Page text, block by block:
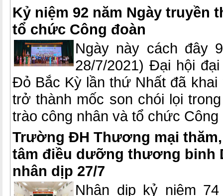
Kỷ niệm 92 năm Ngày truyền
tổ chức Công đoàn
Ngày này cách đây
28/7/2021) Đại hội
Đỏ Bắc Kỳ lần thứ Nhất đã
trở thành mốc son chói lọi
trào công nhân và tổ chức Công
Trường ĐH Thương mại
tâm điều dưỡng thương binh
nhân dịp 27/7
Nhân dịp kỷ niệm